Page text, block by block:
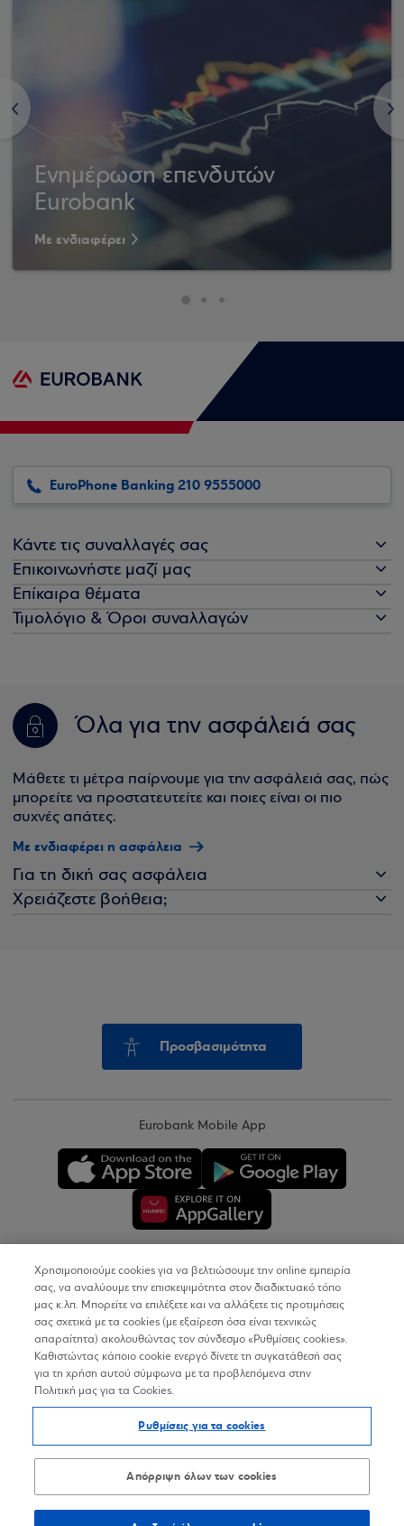
<
Ενημέρωση επενδυτών
Eurobank
Με ενδιαφέρει
>
EuroPhone Banking 210 9555000
Κάντε τις συναλλαγές σας
Επικοινωνήστε μαζί μας
Επίκαιρα θέματα
Τιμολόγιο & Όροι συναλλαγών
Όλα για την ασφάλειά σας
Μάθετε τι μέτρα παίρνουμε για την ασφάλειά σας, πώς
μπορείτε να προστατευτείτε και ποιες είναι οι πιο
συχνές απάτες.
Με ενδιαφέρει η ασφάλεια
Για τη δική σας ασφάλεια
Χρειάζεστε βοήθεια;
Προσβασιμότητα
Eurobank Mobile App
Copyright © 2026
Όροι Χρήσης
Προσωπικά Δεδομένα στον Διαδικτυακό Τόπο
Δήλωση Προσβασιμότητας
Sitemap
Χρησιμοποιούμε cookies για να βελτιώσουμε την online εμπειρία
σας, να αναλύουμε την επισκεψιμότητα στον διαδικτυακό τόπο
μας κ.λπ. Μπορείτε να επιλέξετε και να αλλάξετε τις προτιμήσεις
σας σχετικά με τα cookies (με εξαίρεση όσα είναι τεχνικώς
απαραίτητα) ακολουθώντας τον σύνδεσμο «Ρυθμίσεις cookies».
Καθιστώντας κάποιο cookie ενεργό δίνετε τη συγκατάθεσή σας
για τη χρήση αυτού σύμφωνα με τα προβλεπόμενα στην
Πολιτική μας για τα Cookies.
Ρυθμίσεις για τα cookies
Απόρριψη όλων των cookies